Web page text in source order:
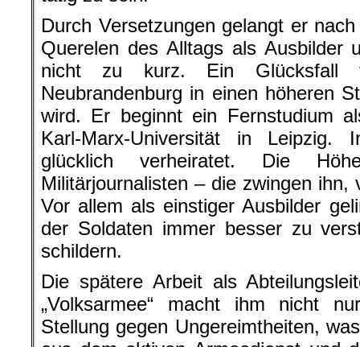
Durch Versetzungen gelangt er
Querelen des Alltags als Ausbilder
nicht zu kurz. Ein
Neubrandenburg in einen höheren
wird. Er beginnt ein Fernstudium
Karl-Marx-Universität in Leipzig.
glücklich verheiratet. Die
Militärjournalisten – die zwingen ihn,
Vor allem als einstiger Ausbilder
der Soldaten immer besser zu
schildern.
Die spätere Arbeit als
„Volksarmee“ macht ihm nicht
Stellung gegen Ungereimtheiten,